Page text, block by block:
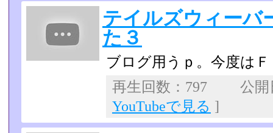
テイルズウィーバ
た３
ブログ用うｐ。今度は
再生回数：797 公
YouTubeで見る ]